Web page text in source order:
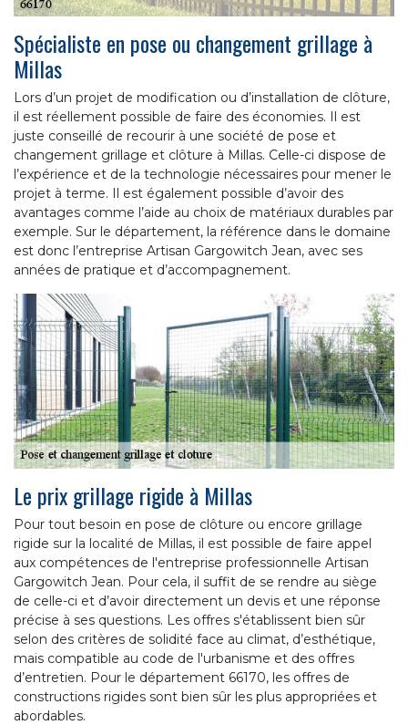
Spécialiste en pose ou changement grillage à
Millas
Lors d’un projet de modification ou d’installation de clôture,
il est réellement possible de faire des économies. Il est
juste conseillé de recourir à une société de pose et
changement grillage et clôture à Millas. Celle-ci dispose de
l’expérience et de la technologie nécessaires pour mener le
projet à terme. Il est également possible d’avoir des
avantages comme l’aide au choix de matériaux durables par
exemple. Sur le département, la référence dans le domaine
est donc l’entreprise Artisan Gargowitch Jean, avec ses
années de pratique et d’accompagnement.
Le prix grillage rigide à Millas
Pour tout besoin en pose de clôture ou encore grillage
rigide sur la localité de Millas, il est possible de faire appel
aux compétences de l'entreprise professionnelle Artisan
Gargowitch Jean. Pour cela, il suffit de se rendre au siège
de celle-ci et d’avoir directement un devis et une réponse
précise à ses questions. Les offres s'établissent bien sûr
selon des critères de solidité face au climat, d’esthétique,
mais compatible au code de l'urbanisme et des offres
d’entretien. Pour le département 66170, les offres de
constructions rigides sont bien sûr les plus appropriées et
abordables.